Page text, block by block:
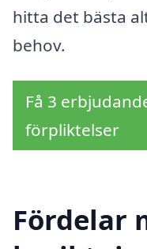
hitta det bästa
behov.
Få 3
förpliktelser
Fördelar